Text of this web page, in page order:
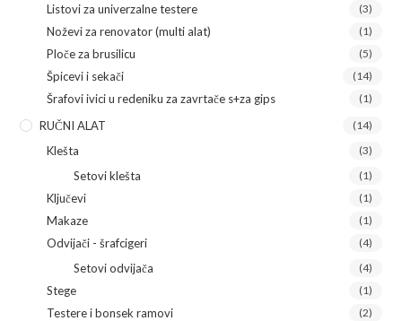
Listovi za univerzalne testere (3)
Noževi za renovator (multi alat) (1)
Ploče za brusilicu (5)
Špicevi i sekači (14)
Šrafovi ivici u redeniku za zavrtače s+za gips (1)
RUČNI ALAT (14)
Klešta (3)
Setovi klešta (1)
Ključevi (1)
Makaze (1)
Odvijači - šrafcigeri (4)
Setovi odvijača (4)
Stege (1)
Testere i bonsek ramovi (2)